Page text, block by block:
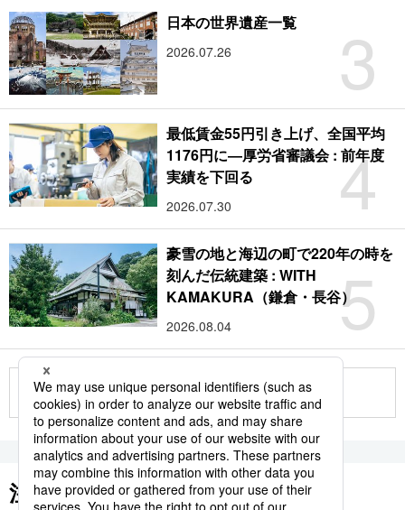
3
日本の世界遺産一覧
2026.07.26
4
最低賃金55円引き上げ、全国平均
1176円に―厚労省審議会 : 前年度
実績を下回る
2026.07.30
5
豪雪の地と海辺の町で220年の時を
刻んだ伝統建築 : WITH
KAMAKURA（鎌倉・長谷）
2026.08.04
もっと見る
注目のキーワード